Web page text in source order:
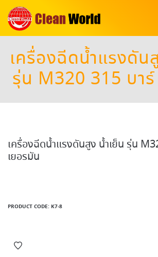
เครื่องฉีดน้ำแรงดัน
รุ่น M320 315 บา
เครื่องฉีดน้ำแรงดันสูง น้ำเย็น รุ่น
เยอรมัน
PRODUCT CODE: K7-8